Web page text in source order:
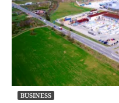
BUSINESS